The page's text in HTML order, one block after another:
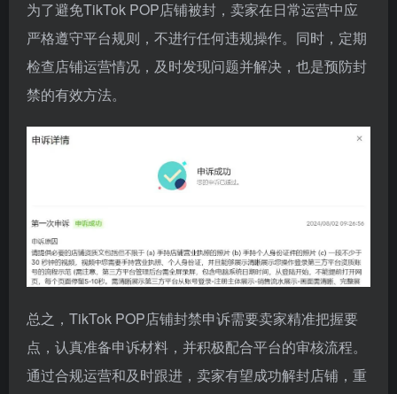
为了避免TikTok POP店铺被封，卖家在日常运营中应
严格遵守平台规则，不进行任何违规操作。同时，定期
检查店铺运营情况，及时发现问题并解决，也是预防封
禁的有效方法。
总之，TikTok POP店铺封禁申诉需要卖家精准把握要
点，认真准备申诉材料，并积极配合平台的审核流程。
通过合规运营和及时跟进，卖家有望成功解封店铺，重